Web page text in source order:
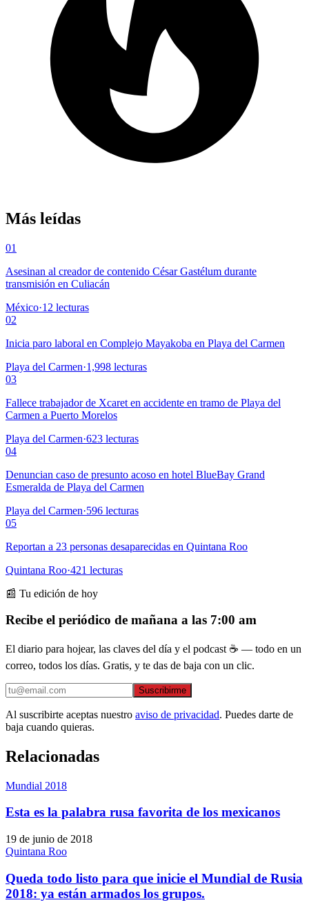
Más leídas
01
Asesinan al creador de contenido César Gastélum durante
transmisión en Culiacán
México·12 lecturas
02
Inicia paro laboral en Complejo Mayakoba en Playa del Carmen
Playa del Carmen·1,998 lecturas
03
Fallece trabajador de Xcaret en accidente en tramo de Playa del
Carmen a Puerto Morelos
Playa del Carmen·623 lecturas
04
Denuncian caso de presunto acoso en hotel BlueBay Grand
Esmeralda de Playa del Carmen
Playa del Carmen·596 lecturas
05
Reportan a 23 personas desaparecidas en Quintana Roo
Quintana Roo·421 lecturas
📰 Tu edición de hoy
Recibe el periódico de mañana a las 7:00 am
El diario para hojear, las claves del día y el podcast ☕ — todo en un
correo, todos los días. Gratis, y te das de baja con un clic.
Suscribirme
Al suscribirte aceptas nuestro aviso de privacidad. Puedes darte de
baja cuando quieras.
Relacionadas
Mundial 2018
Esta es la palabra rusa favorita de los mexicanos
19 de junio de 2018
Quintana Roo
Queda todo listo para que inicie el Mundial de Rusia
2018: ya están armados los grupos.